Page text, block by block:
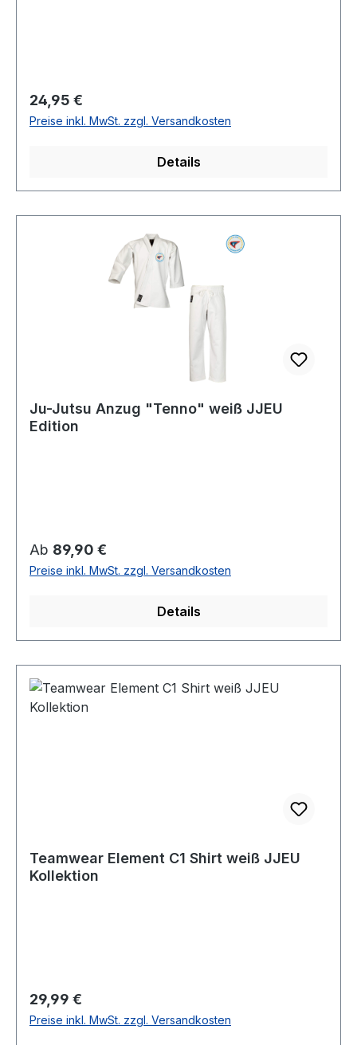
Regulärer Preis:
24,95 €
Preise inkl. MwSt. zzgl. Versandkosten
Details
Ju-Jutsu Anzug "Tenno" weiß JJEU
Edition
Regulärer Preis:
Ab 89,90 €
Preise inkl. MwSt. zzgl. Versandkosten
Details
Teamwear Element C1 Shirt weiß JJEU
Kollektion
Regulärer Preis:
29,99 €
Preise inkl. MwSt. zzgl. Versandkosten